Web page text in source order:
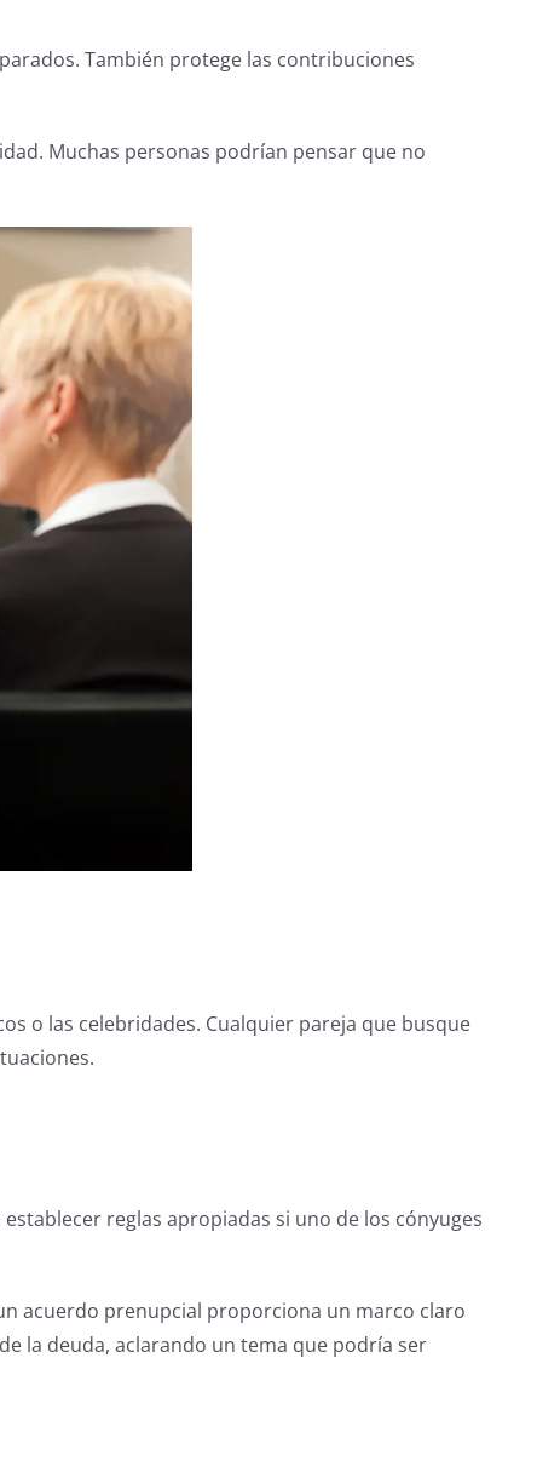
También protege las contribuciones
Muchas personas podrían pensar que no
o las celebridades. Cualquier pareja que busque
reglas apropiadas si uno de los cónyuges
acuerdo prenupcial proporciona un marco claro
la deuda, aclarando un tema que podría ser